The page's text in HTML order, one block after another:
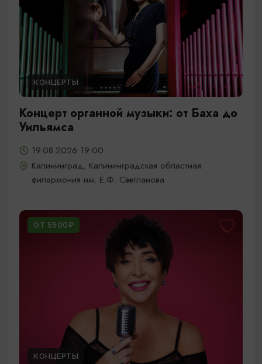
КОНЦЕРТЫ
Концерт органной музыки: от Баха до
Уильямса
19.08.2026 19:00
Калининград, Калининградская областная
филармония им. Е.Ф. Светланова
ОТ 5500₽
КОНЦЕРТЫ